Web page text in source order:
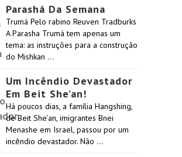
Parashá Da Semana
Trumá Pelo rabino Reuven Tradburks
A Parasha Trumá tem apenas um
tema: as instruções para a construção
do Mishkan …
Um Incêndio Devastador
Em Beit She’an!
Há poucos dias, a família Hangshing,
de Beit She’an, imigrantes Bnei
Menashe em Israel, passou por um
incêndio devastador. Não …